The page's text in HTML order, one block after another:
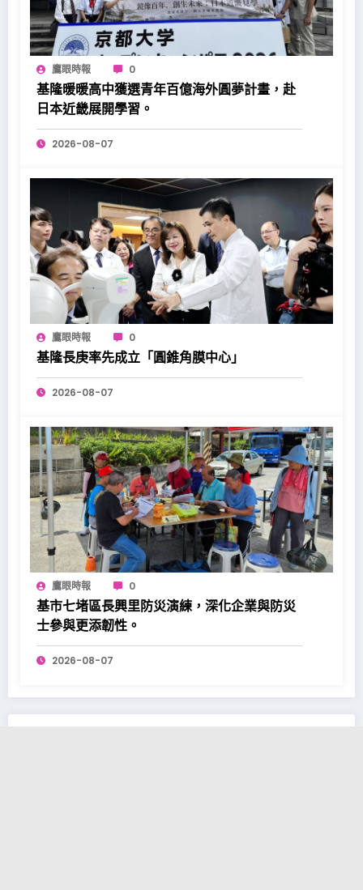
鷹眼時報 0
基隆暖暖高中獲選青年百億海外圓夢計畫，赴
日本近畿展開學習。
2026-08-07
鷹眼時報 0
基隆長庚率先成立「圓錐角膜中心」
2026-08-07
鷹眼時報 0
基市七堵區長興里防災演練，深化企業與防災
士參與更添韌性。
2026-08-07